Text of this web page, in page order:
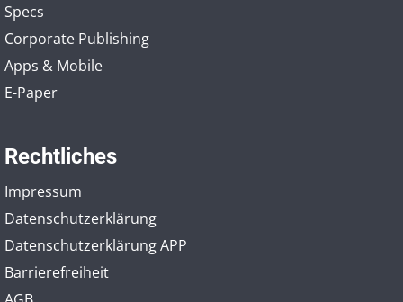
Specs
Corporate Publishing
Apps & Mobile
E-Paper
Rechtliches
Impressum
Datenschutzerklärung
Datenschutzerklärung APP
Barrierefreiheit